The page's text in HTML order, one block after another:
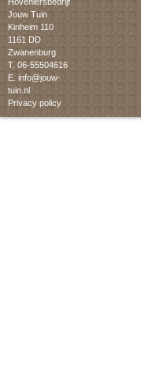
Jouw Tuin
Kinheim 110
1161 DD
Zwanenburg
T. 06-55504616
E. info@jouw-
tuin.nl
Privacy policy